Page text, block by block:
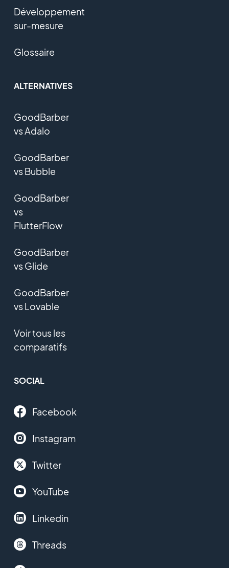
Développement
sur-mesure
Glossaire
ALTERNATIVES
GoodBarber
vs Adalo
GoodBarber
vs Bubble
GoodBarber
vs
FlutterFlow
GoodBarber
vs Glide
GoodBarber
vs Lovable
Voir tous les
comparatifs
SOCIAL
Facebook
Instagram
Twitter
YouTube
Linkedin
Threads